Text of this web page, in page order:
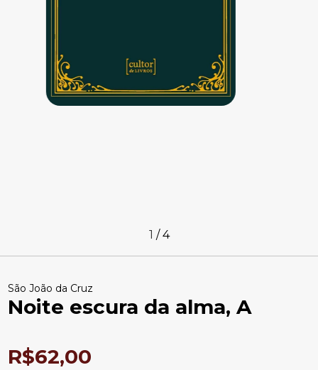
1 /4
São João da Cruz
Noite escura da alma, A
R$62,00